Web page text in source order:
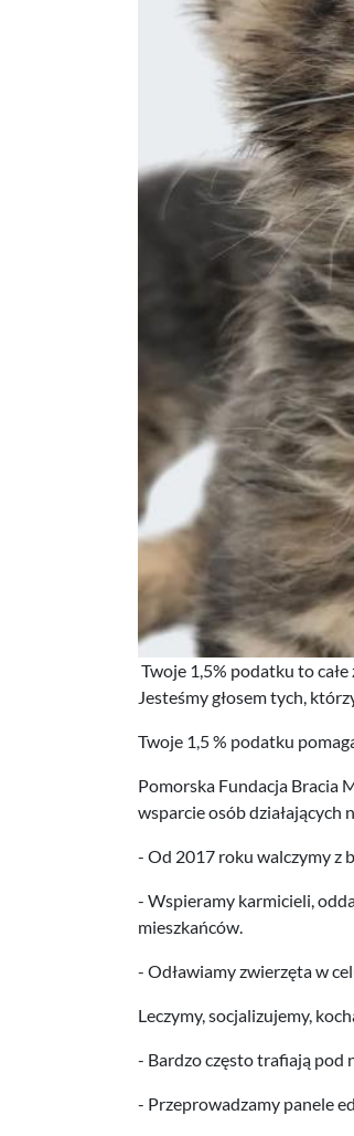
Twoje 1,5% podatku to
Jesteśmy głosem tych,
Twoje 1,5 % podatku
Pomorska Fundacja Bracia
wsparcie osób działających
- Od 2017 roku walczymy z
- Wspieramy karmicieli,
mieszkańców.
- Odławiamy zwierzęta w
Leczymy, socjalizujemy,
- Bardzo często trafiają pod
- Przeprowadzamy panele